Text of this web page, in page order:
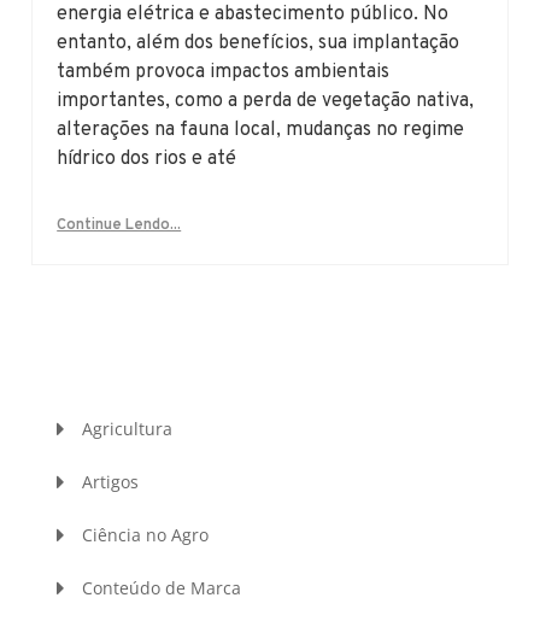
energia elétrica e abastecimento público. No
entanto, além dos benefícios, sua implantação
também provoca impactos ambientais
importantes, como a perda de vegetação nativa,
alterações na fauna local, mudanças no regime
hídrico dos rios e até
Continue Lendo...
Agricultura
Artigos
Ciência no Agro
Conteúdo de Marca